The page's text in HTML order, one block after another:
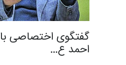
گفتگوی اختصاصی با
احمد ع…